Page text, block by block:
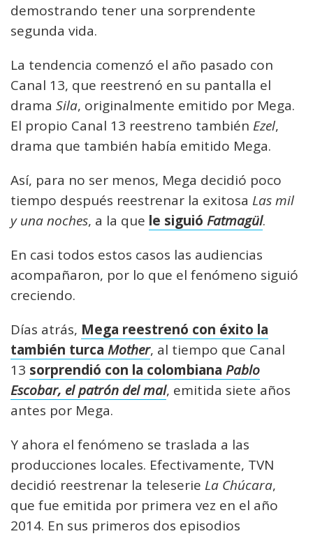
demostrando tener una sorprendente
segunda vida.
La tendencia comenzó el año pasado con
Canal 13, que reestrenó en su pantalla el
drama Sila, originalmente emitido por Mega.
El propio Canal 13 reestreno también Ezel,
drama que también había emitido Mega.
Así, para no ser menos, Mega decidió poco
tiempo después reestrenar la exitosa Las mil
y una noches, a la que le siguió Fatmagül.
En casi todos estos casos las audiencias
acompañaron, por lo que el fenómeno siguió
creciendo.
Días atrás, Mega reestrenó con éxito la
también turca Mother, al tiempo que Canal
13 sorprendió con la colombiana Pablo
Escobar, el patrón del mal, emitida siete años
antes por Mega.
Y ahora el fenómeno se traslada a las
producciones locales. Efectivamente, TVN
decidió reestrenar la teleserie La Chúcara,
que fue emitida por primera vez en el año
2014. En sus primeros dos episodios